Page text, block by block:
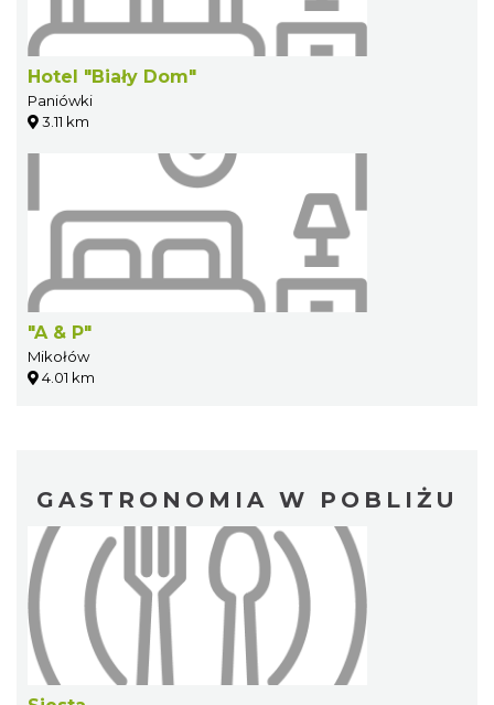
Hotel "Biały Dom"
Paniówki
3.11 km
"A & P"
Mikołów
4.01 km
GASTRONOMIA W POBLIŻU